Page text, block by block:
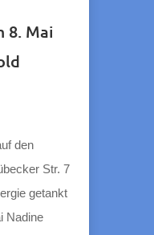
8. Mai
den
Str. 7
getankt
Nadine